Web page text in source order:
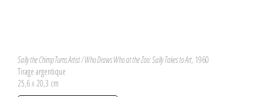
Sally the Chimp Turns Artist / Who Draws Who at the Zoo: Sally Takes to Art, 1960
Tirage argentique
25,6 x 20,3 cm